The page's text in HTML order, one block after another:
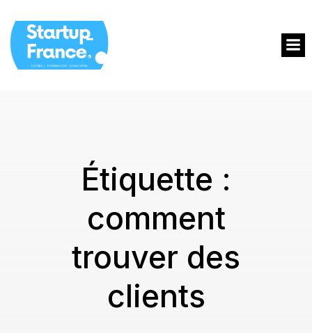
Étiquette :
comment
trouver des
clients